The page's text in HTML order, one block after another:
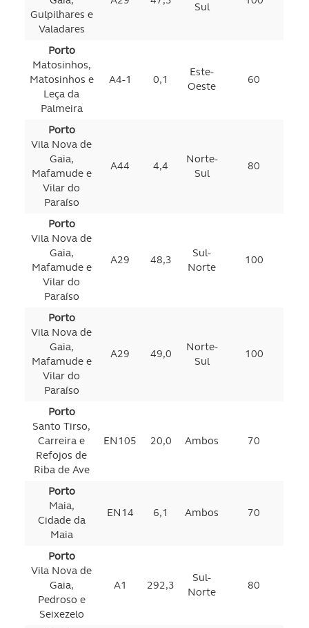
Gulpilhares e
Valadares
Sul
Porto
Matosinhos,
Matosinhos e
Leça da
Palmeira
A4-1 0,1
Este-
Oeste
60
Porto
Vila Nova de
Gaia,
Mafamude e
Vilar do
Paraíso
A44 4,4
Norte-
Sul
80
Porto
Vila Nova de
Gaia,
Mafamude e
Vilar do
Paraíso
A29 48,3
Sul-
Norte
100
Porto
Vila Nova de
Gaia,
Mafamude e
Vilar do
Paraíso
A29 49,0
Norte-
Sul
100
Porto
Santo Tirso,
Carreira e
Refojos de
Riba de Ave
EN105 20,0 Ambos 70
Porto
Maia,
Cidade da
Maia
EN14 6,1 Ambos 70
Porto
Vila Nova de
Gaia,
Pedroso e
Seixezelo
A1 292,3
Sul-
Norte
80